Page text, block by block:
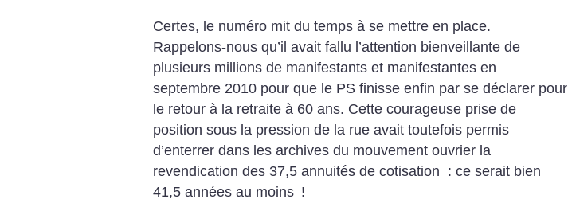
Certes, le numéro mit du temps à se mettre en place.
Rappelons-nous qu’il avait fallu l’attention bienveillante de
plusieurs millions de manifestants et manifestantes en
septembre 2010 pour que le PS finisse enfin par se déclarer pour
le retour à la retraite à 60 ans. Cette courageuse prise de
position sous la pression de la rue avait toutefois permis
d’enterrer dans les archives du mouvement ouvrier la
revendication des 37,5 annuités de cotisation : ce serait bien
41,5 années au moins !